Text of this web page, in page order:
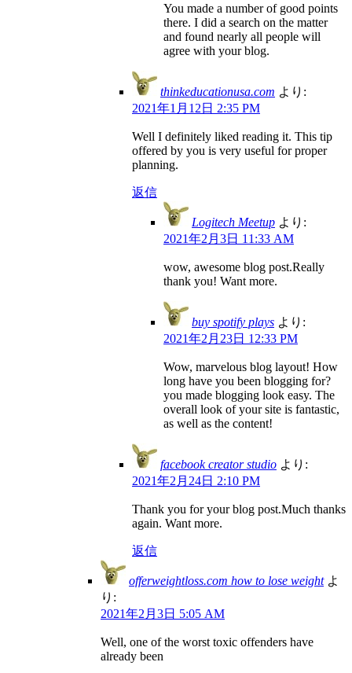
You made a number of good points
there. I did a search on the matter
and found nearly all people will
agree with your blog.
thinkeducationusa.com より:
2021年1月12日 2:35 PM
Well I definitely liked reading it. This tip
offered by you is very useful for proper
planning.
返信
Logitech Meetup より:
2021年2月3日 11:33 AM
wow, awesome blog post.Really
thank you! Want more.
buy spotify plays より:
2021年2月23日 12:33 PM
Wow, marvelous blog layout! How
long have you been blogging for?
you made blogging look easy. The
overall look of your site is fantastic,
as well as the content!
facebook creator studio より:
2021年2月24日 2:10 PM
Thank you for your blog post.Much thanks
again. Want more.
返信
offerweightloss.com how to lose weight よ
り:
2021年2月3日 5:05 AM
Well, one of the worst toxic offenders have
already been